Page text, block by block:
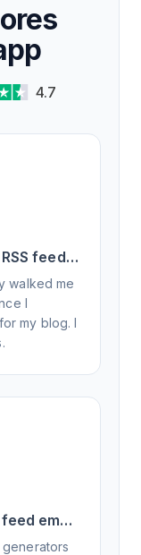
4.7
feed
walked me
I
my blog. I
email